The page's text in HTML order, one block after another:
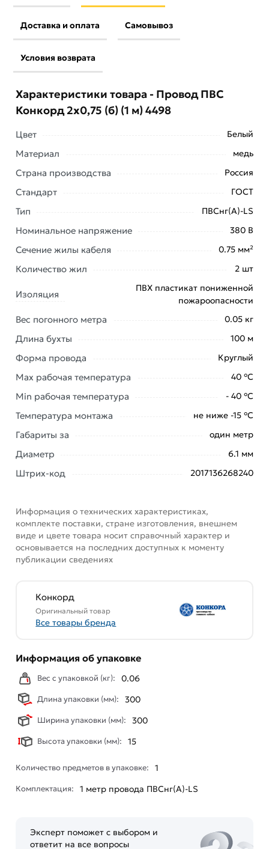
Доставка и оплата Самовывоз
Условия возврата
Конкорд 2x0,75 (б) (1 м) 4498 из категории
Провод
силовой медный ПВС
Наши профессиональные менеджеры обработают
заказ и свяжутся с Вами для согласования условий
онлайн заказа рекомендуем ознакомиться с
описанием, характеристиками и отзывами.
Данний товар от производителя
сертифицирован,
соответствует всем стандартам качества. Возврат
купленного товарa в течение 7 дней (наличие чека
обязательно).
Характеристики товара - Провод ПВС
Конкорд 2x0,75 (б) (1 м) 4498
Цвет Белый
Материал медь
Страна производства Россия
Стандарт ГОСТ
Тип ПВСнг(А)-LS
Номинальное напряжение 380 В
Сечение жилы кабеля 0.75 мм²
Количество жил 2 шт
Изоляция
ПВХ пластикат пониженной
пожароопасности
Вес погонного метра 0.05 кг
Длина бухты 100 м
Форма провода Круглый
Max рабочая температура 40 °С
Min рабочая температура - 40 °С
Температура монтажа не ниже -15 °С
Габариты за один метр
Диаметр 6.1 мм
Штрих-код 2017136268240
Информация о технических характеристиках,
комплекте поставки, стране изготовления, внешнем
виде и цвете товара носит справочный характер и
основывается на последних доступных к моменту
публикации сведениях
Конкорд
Оригинальный товар
Все товары бренда
Информация об упаковке
Вес с упаковкой (кг): 0.06
Длина упаковки (мм): 300
Ширина упаковки (мм): 300
Высота упаковки (мм): 15
Количество предметов в упаковке: 1
Комплектация: 1 метр провода ПВСнг(А)-LS
Эксперт поможет с выбором и
ответит на все вопросы